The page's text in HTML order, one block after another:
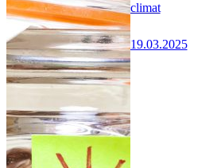
climat
19.03.2025